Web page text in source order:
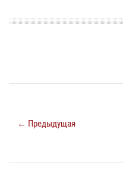
← Предыдущая